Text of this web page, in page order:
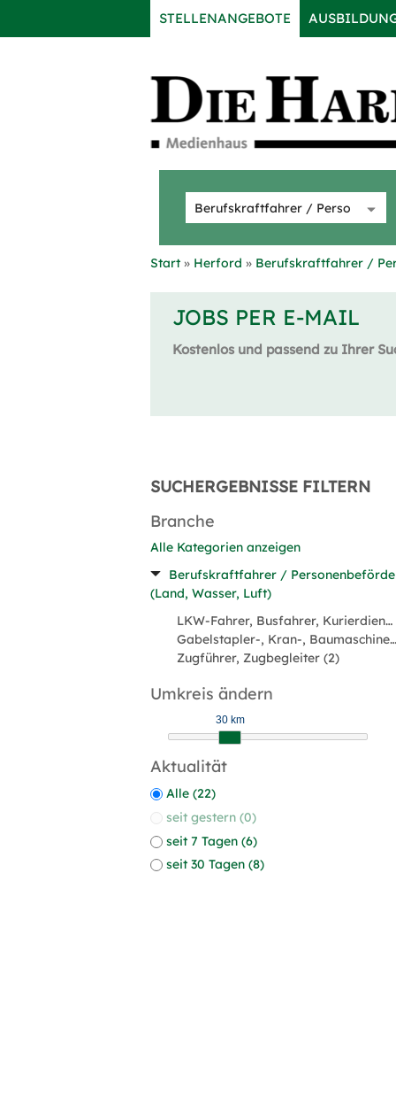
STELLENANGEBOTE
Start Herford Berufskraftfahrer /
JOBS PER E-MAIL
Kostenlos und passend zu Ihrer
SUCHERGEBNISSE FILTERN
Branche
Alle Kategorien anzeigen
Berufskraftfahrer /
(Land, Wasser, Luft)
LKW-Fahrer, Busfahrer, Kurierdienst, Taxi (20)
Gabelstapler-, Kran-, Baumaschinenführer (2)
Zugführer, Zugbegleiter (2)
Umkreis ändern
30 km
Aktualität
Alle (22)
seit gestern (0)
seit 7 Tagen (6)
seit 30 Tagen (8)